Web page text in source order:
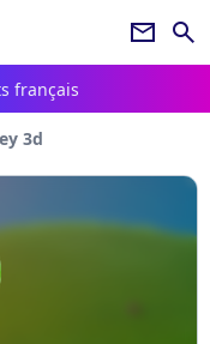
newsletter search
français
3d